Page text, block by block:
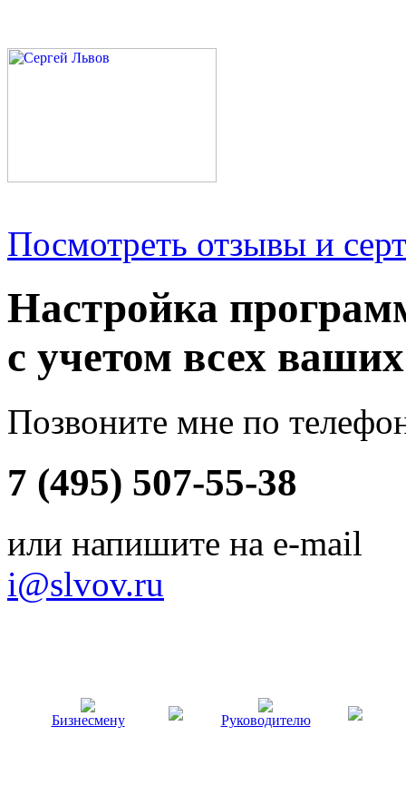
Посмотреть отзывы и
Настройка
с учетом всех
Позвоните мне по
7 (495) 507-55-38
или напишите на e-mail
i@slvov.ru
Бизнесмену Руководителю